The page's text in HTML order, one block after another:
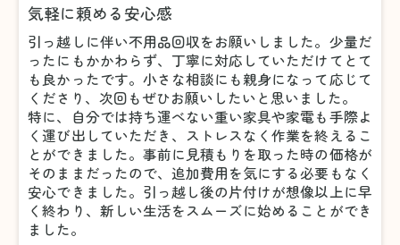
気軽に頼める安心感
引っ越しに伴い不用品回収をお願いしました。少量だ
ったにもかかわらず、丁寧に対応していただけてとて
も良かったです。小さな相談にも親身になって応じて
くださり、次回もぜひお願いしたいと思いました。
特に、自分では持ち運べない重い家具や家電も手際よ
く運び出していただき、ストレスなく作業を終えるこ
とができました。事前に見積もりを取った時の価格が
そのままだったので、追加費用を気にする必要もなく
安心できました。引っ越し後の片付けが想像以上に早
く終わり、新しい生活をスムーズに始めることができ
ました。